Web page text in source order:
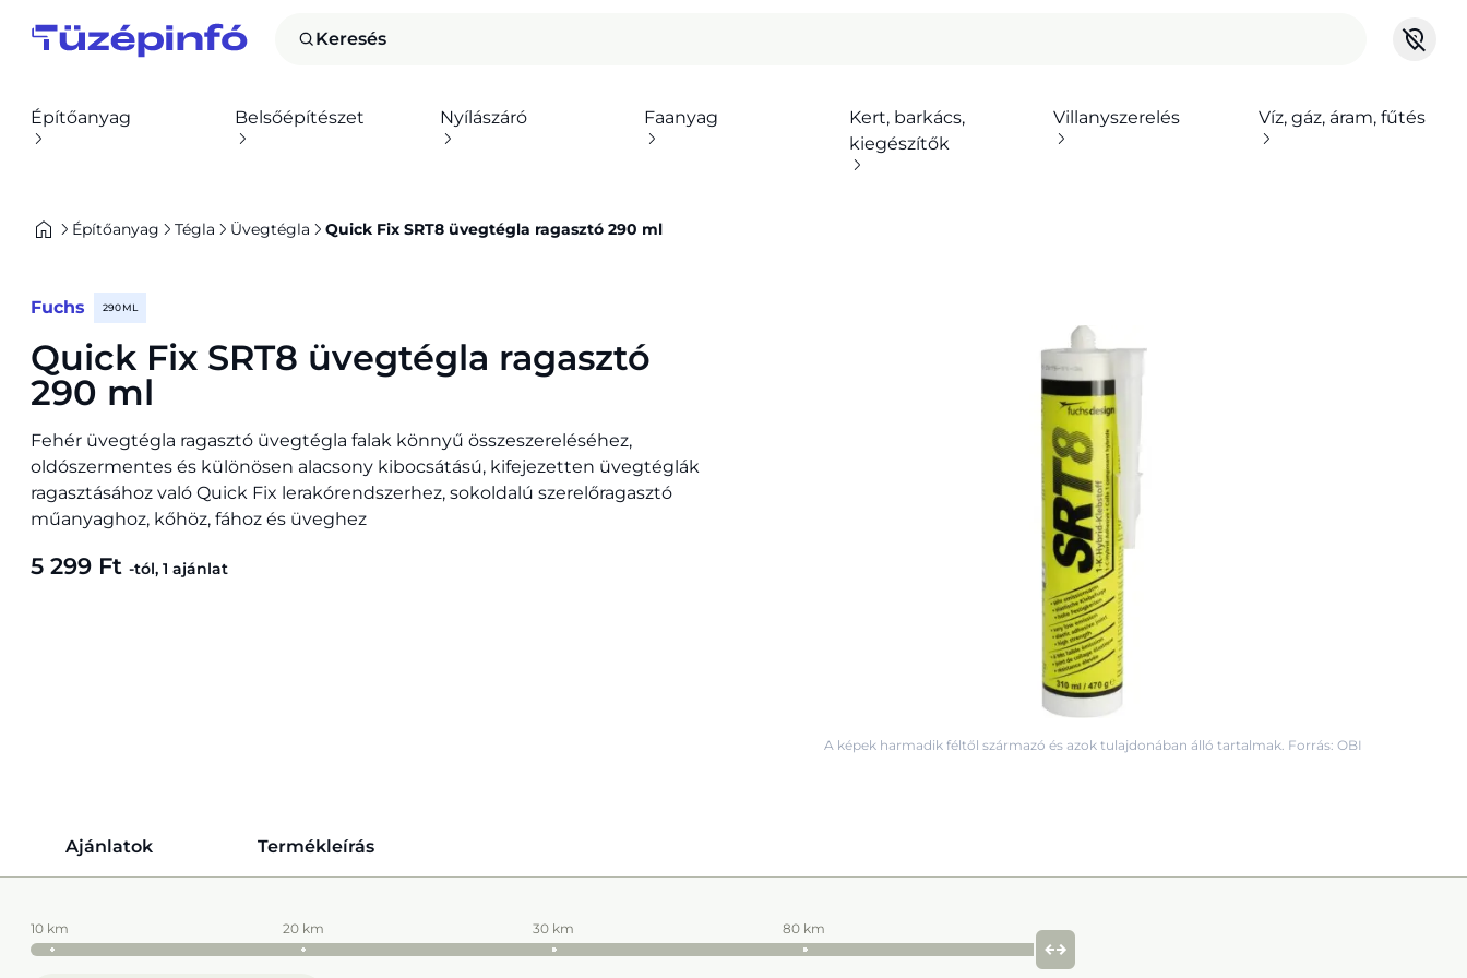
Keresés
Építőanyag Belsőépítészet Nyílászáró Faanyag
Kert, barkács,
kiegészítők
Villanyszerelés Víz, gáz, áram, fűtés
Építőanyag Tégla Üvegtégla Quick Fix SRT8 üvegtégla ragasztó 290 ml
Fuchs 290 ML
Quick Fix SRT8 üvegtégla ragasztó
290 ml
Fehér üvegtégla ragasztó üvegtégla falak könnyű összeszereléséhez,
oldószermentes és különösen alacsony kibocsátású, kifejezetten üvegtéglák
ragasztásához való Quick Fix lerakórendszerhez, sokoldalú szerelőragasztó
műanyaghoz, kőhöz, fához és üveghez
5 299 Ft -tól, 1 ajánlat
A képek harmadik féltől származó és azok tulajdonában álló tartalmak. Forrás: OBI
Ajánlatok Termékleírás
10 km 20 km 30 km 80 km